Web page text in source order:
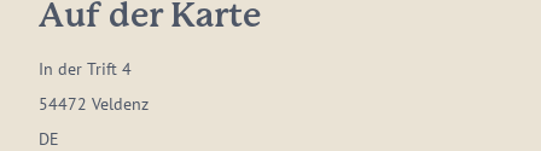
Auf der Karte
In der Trift 4
54472 Veldenz
DE